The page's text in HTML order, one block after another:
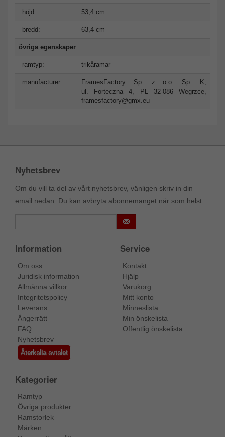
höjd: 53,4 cm
bredd: 63,4 cm
övriga egenskaper
ramtyp: trikåramar
manufacturer:
FramesFactory Sp. z o.o. Sp. K,
ul. Forteczna 4, PL 32-086 Wegrzce,
framesfactory@gmx.eu
Nyhetsbrev
Om du vill ta del av vårt nyhetsbrev, vänligen skriv in din
email nedan. Du kan avbryta abonnemanget när som helst.
Information
Om oss
Juridisk information
Allmänna villkor
Integritetspolicy
Leverans
Ångerrätt
FAQ
Nyhetsbrev
Återkalla avtalet
Service
Kontakt
Hjälp
Varukorg
Mitt konto
Minneslista
Min önskelista
Offentlig önskelista
Kategorier
Ramtyp
Övriga produkter
Ramstorlek
Märken